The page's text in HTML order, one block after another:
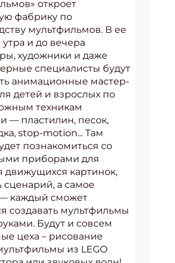
откроет
фабрику по
мультфильмов. В ее
утра и до вечера
художники и даже
специалисты будут
анимационные мастер-
детей и взрослых по
техникам
— пластилин, песок,
stop-motion... Там
познакомиться со
приборами для
движущихся картинок,
сценарий, а самое
каждый сможет
создавать мультфильмы
Будут и совсем
цеха – рисование
из LEGO